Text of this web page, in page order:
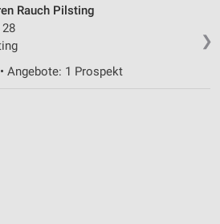
❯
Rauch Pilsting
Angebote: 1 Prospekt